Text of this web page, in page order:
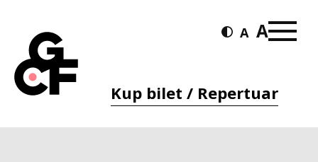
Kup bilet / Repertuar